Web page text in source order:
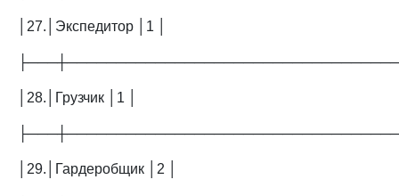
│27.│Экспедитор │1 │
│28.│Грузчик │1 │
│29.│Гардеробщик │2 │